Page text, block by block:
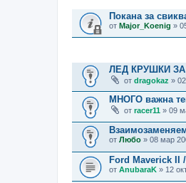
Покана за
от Major_Koenig »
ЛЕД КРУШКИ
от dragokaz »
МНОГО важна
от racer11 » 09
от Любо » 08 мар
Ford Maverick II
от AnubaraK » 12